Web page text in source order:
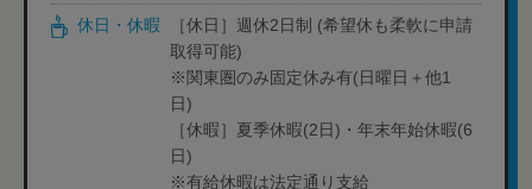
休日・休暇
［休日］週休2日制 (希望休も柔軟に申請
取得可能)
※関東圏のみ固定休み有(日曜日＋他1
日)
［休暇］夏季休暇(2日)・年末年始休暇(6
日)
※有給休暇は法定通り支給